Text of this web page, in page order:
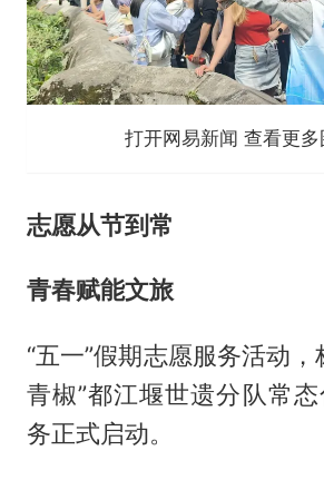
打开网易新闻 查看更多
志愿从节到常
青春赋能文旅
“五一”假期志愿服务活动
青椒”都江堰世遗分队常
务正式启动。